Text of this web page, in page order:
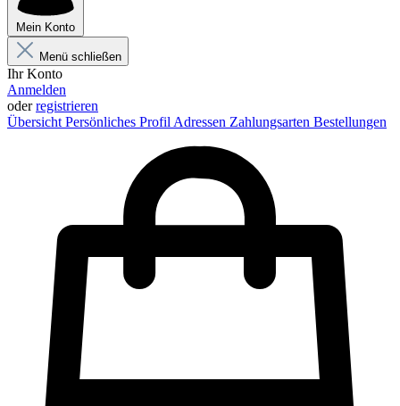
Mein Konto
Menü schließen
Ihr Konto
Anmelden
oderregistrieren
Übersicht Persönliches Profil Adressen Zahlungsarten Bestellungen